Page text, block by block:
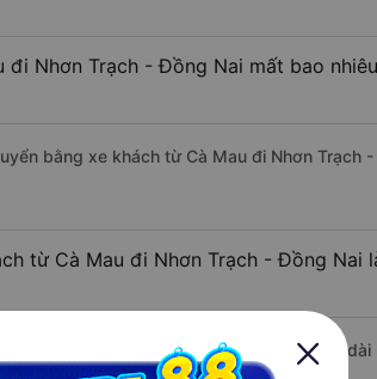
đi Nhơn Trạch - Đồng Nai mất bao
bằng xe khách từ Cà Mau đi Nhơn Trạch
từ Cà Mau đi Nhơn Trạch - Đồng Nai
Trạch - Đồng Nai từ Cà Mau có chiều